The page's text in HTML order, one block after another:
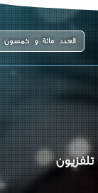
العدد مائة و خمسون
تلفزيون